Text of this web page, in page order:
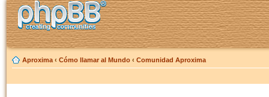
Aproxima ‹ Cómo llamar al Mundo ‹ Comunidad Aproxima